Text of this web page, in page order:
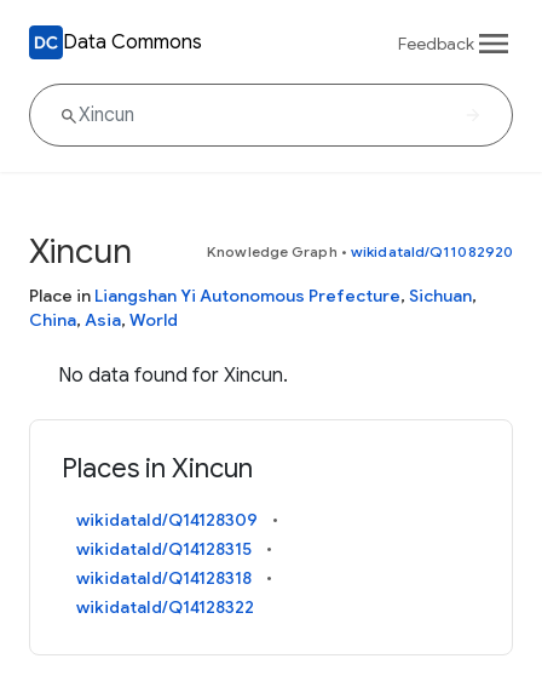
Data Commons Feedback
Xincun Knowledge Graph • wikidataId/Q11082920
Place in Liangshan Yi Autonomous Prefecture, Sichuan,
China, Asia, World
No data found for Xincun.
Places in Xincun
wikidataId/Q14128309
wikidataId/Q14128315
wikidataId/Q14128318
wikidataId/Q14128322